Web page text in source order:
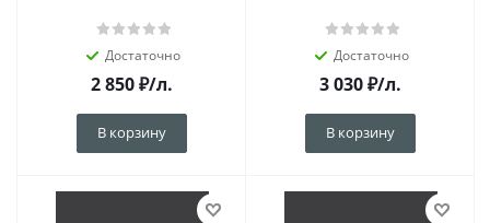
Достаточно
2 850₽/л.
В корзину
Достаточно
3 030₽/л.
В корзину